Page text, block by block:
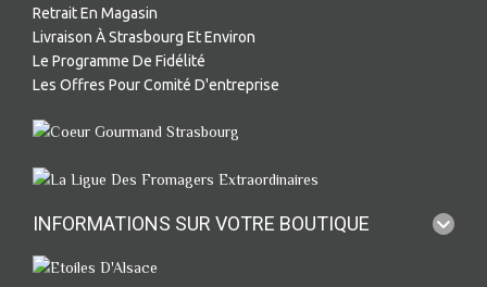
Retrait En Magasin
Livraison À Strasbourg Et Environ
Le Programme De Fidélité
Les Offres Pour Comité D'entreprise
INFORMATIONS SUR VOTRE BOUTIQUE